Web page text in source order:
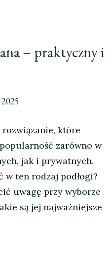
– praktyczny i
rozwiązanie, które
zarówno w
jak i prywatnych.
w ten rodzaj podłogi?
uwagę przy wyborze
są jej najważniejsze